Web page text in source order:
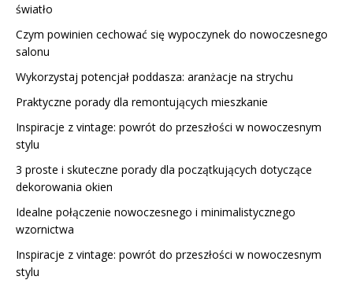
światło
Czym powinien cechować się wypoczynek do nowoczesnego
salonu
Wykorzystaj potencjał poddasza: aranżacje na strychu
Praktyczne porady dla remontujących mieszkanie
Inspiracje z vintage: powrót do przeszłości w nowoczesnym
stylu
3 proste i skuteczne porady dla początkujących dotyczące
dekorowania okien
Idealne połączenie nowoczesnego i minimalistycznego
wzornictwa
Inspiracje z vintage: powrót do przeszłości w nowoczesnym
stylu